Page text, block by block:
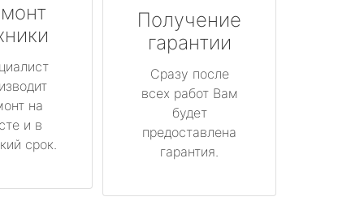
на
и в
срок.
Получение
гарантии
Сразу после
всех работ Вам
будет
предоставлена
гарантия.